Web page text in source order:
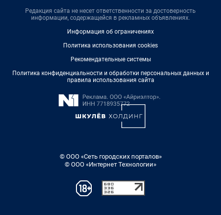
Редакция сайта не несет ответственности за достоверность
информации, содержащейся в рекламных объявлениях.
Информация об ограничениях
Политика использования cookies
Рекомендательные системы
Политика конфиденциальности и обработки персональных данных и
правила использования сайта
© ООО «Сеть городских порталов»
© ООО «Интернет Технологии»